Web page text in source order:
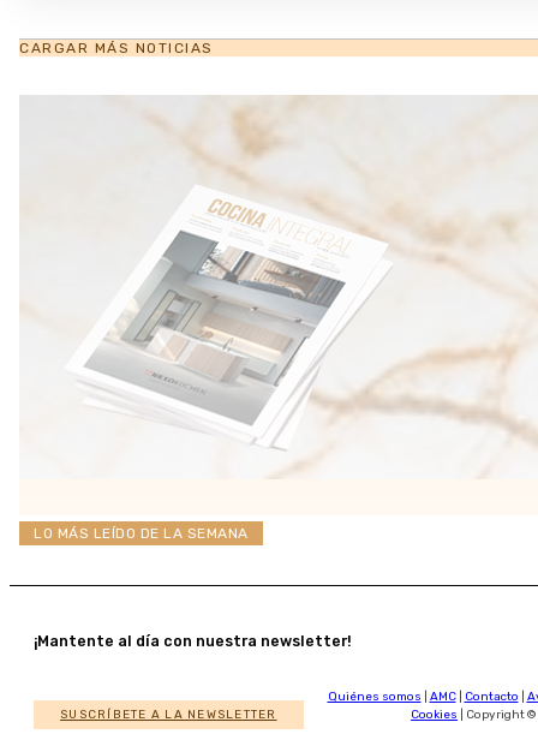
CARGAR MÁS NOTICIAS
LO MÁS LEÍDO DE LA SEMANA
¡Mantente al día con nuestra newsletter!
SUSCRÍBETE A LA NEWSLETTER
Quiénes somos AMC| Contacto
Cookies | Copyright